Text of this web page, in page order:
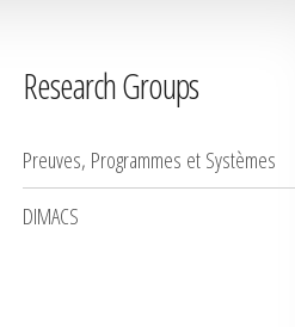
Research Groups
Preuves, Programmes et Systèmes
DIMACS